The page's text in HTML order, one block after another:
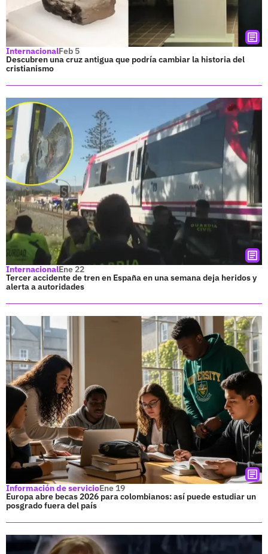
InternacionalFeb 5
Descubren una cruz antigua que podría cambiar la historia del
cristianismo
InternacionalEne 22
Tercer accidente de tren en España en una semana deja heridos y
alerta a autoridades
Información de servicioEne 19
Europa abre becas 2026 para colombianos: así puede estudiar un
posgrado fuera del país